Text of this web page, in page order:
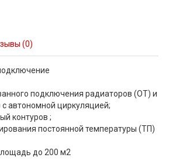
(0)
подключения радиаторов (ОТ) и
автономной циркуляцией;
контуров ;
постоянной температуры (ТП)
до 200 м2